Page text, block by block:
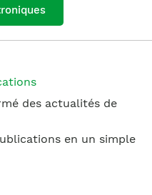
des actualités de
en un simple